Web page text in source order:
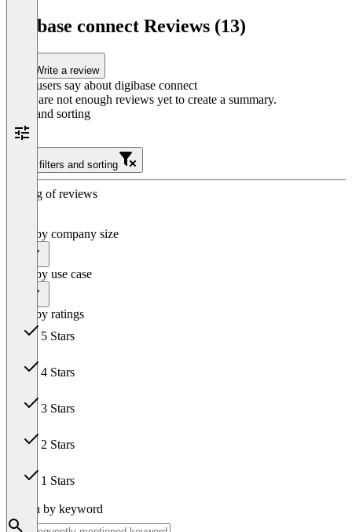
digibase connect Reviews (13)
Write a review
What users say about digibase connect
There are not enough reviews yet to create a summary.
Filter and sorting
Clear filters and sorting
Sorting of reviews
Filter by company size
Filter by use case
Filter by ratings
5 Stars
4 Stars
3 Stars
2 Stars
1 Stars
Search by keyword